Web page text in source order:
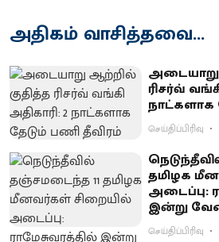
அதிகம் வாசித்தவை...
அடையாறு
ரிசர்வ்
நாட்களாக
செய்திப்பிரிவு
தமிழக
அடைப்பு:
இன்று
செய்திப்பிரிவு